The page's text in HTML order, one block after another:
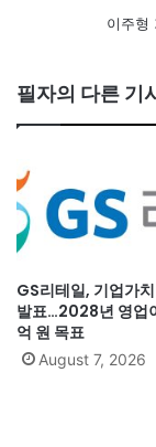
이주
필자의 다른 기
GS리테일, 기업가
발표…2028년 영업
억 원 목표
August 7, 2026